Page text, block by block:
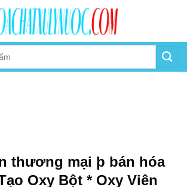
thương mại þ bán hóa
Oxy Bột * Oxy Viên